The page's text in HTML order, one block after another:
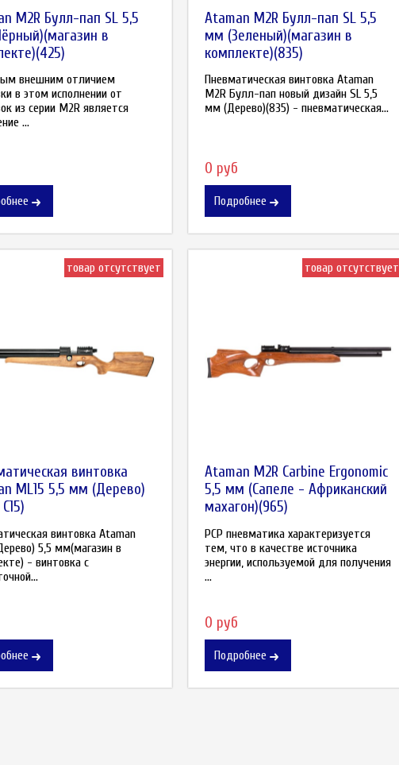
M2R Булл-пап SL 5,5
в
внешним отличием
в этом исполнении от
из серии M2R является
...
Ataman M2R Булл-пап SL 5,5
мм (Зеленый)(магазин в
комплекте)(835)
Пневматическая винтовка Ataman
M2R Булл-пап новый дизайн SL 5,5
мм (Дерево)(835) - пневматическая...
0 руб
Подробнее
товар отсутствует
винтовка
ML15 5,5 мм (Дерево)
винтовка Ataman
5,5 мм(магазин в
- винтовка с
товар отсутствует
Ataman M2R Carbine Ergonomic
5,5 мм (Сапеле - Африканский
махагон)(965)
РСР пневматика характеризуется
тем, что в качестве источника
энергии, используемой для получения
...
0 руб
Подробнее